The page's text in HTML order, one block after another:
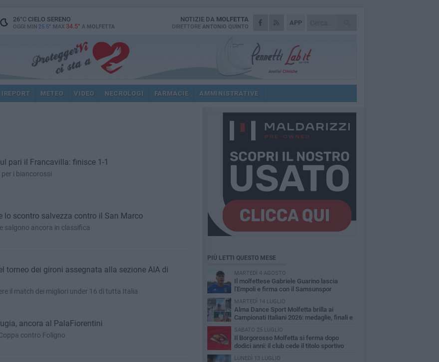
26°CCIELO SERENO
OGGI MIN 25.5° MAX 34.5° A MOLFETTA
APP
NOTIZIE DA MOLFETTA
DIRETTORE ANTONIO QUINTO
IREPORT METEO VIDEO NECROLOGI FARMACIE AMMINISTRATIVE
pari il Francavilla: finisce 1-1
i biancorossi
lo scontro salvezza contro il San Marco
salgono ancora in classifica
torneo dei gironi assegnata alla sezione AIA di
il match dei migliori under 16 di tutta Italia
ancora al PalaFiorentini
contro Foligno
PIÙ LETTI QUESTO MESE
MARTEDÌ 4 AGOSTO
Il molfettese Gabriele Guarino lascia
l'Empoli e firma con il Samsunspor
MARTEDÌ 14 LUGLIO
Alma Dance Sport Molfetta brilla ai
Campionati Italiani 2026: medaglie, finali e
piazzamenti di prestigio
SABATO 25 LUGLIO
Il Borgorosso Molfetta si ferma dopo
dodici anni: il club cede il titolo sportivo
LUNEDÌ 13 LUGLIO